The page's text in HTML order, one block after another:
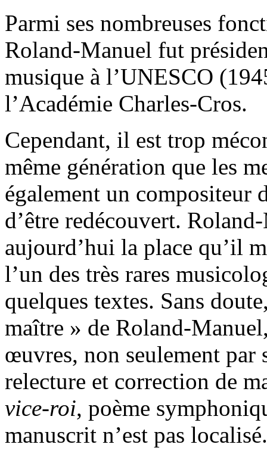
Parmi ses nombreuses
Roland-Manuel fut
musique à l’UNESCO
l’Académie Charles-Cros.
Cependant, il est trop
même génération que les
également un compositeur
d’être redécouvert.
aujourd’hui la place qu’il
l’un des très rares
quelques textes. Sans
maître » de Roland-
œuvres, non seulement par
relecture et correction de
vice-roi, poème
manuscrit n’est pas localisé.